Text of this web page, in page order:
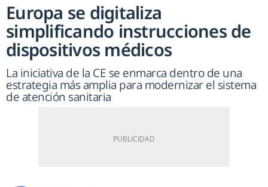
Europa se digitaliza
simplificando instrucciones de
dispositivos médicos
La iniciativa de la CE se enmarca dentro de una
estrategia más amplia para modernizar el sistema
de atención sanitaria